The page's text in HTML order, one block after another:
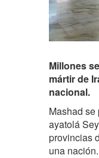
Millones
mártir de
nacional.
Mashad se
ayatolá
provincias
una nación.